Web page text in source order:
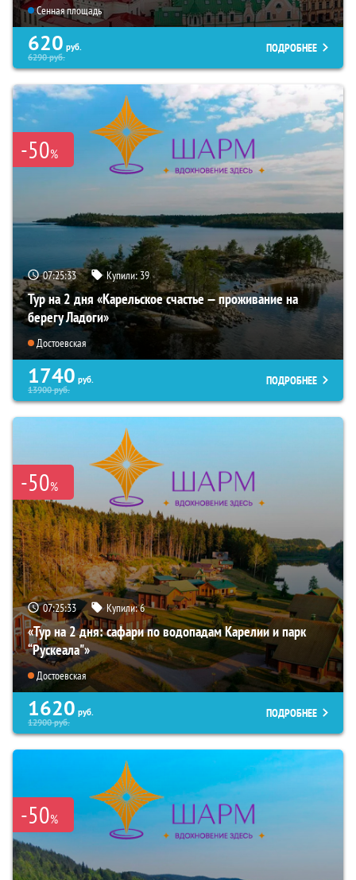
Сенная площадь
620 руб.
6290руб.
ПОДРОБНЕЕ
-50%
07:25:32 Купили:39
Тур на 2 дня «Карельское счастье — проживание на
берегу Ладоги»
Достоевская
1740 руб.
13900руб.
ПОДРОБНЕЕ
-50%
07:25:32 Купили:6
«Тур на 2 дня: сафари по водопадам Карелии и парк
“Рускеала"»
Достоевская
1620 руб.
12900руб.
ПОДРОБНЕЕ
-50%